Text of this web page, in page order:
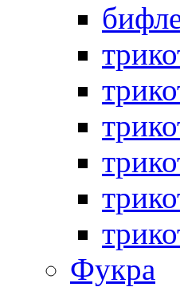
Фукра